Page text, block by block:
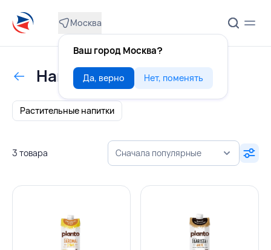
Москва
Ваш город Москва?
Да, верно Нет, поменять
Напитки
Растительные напитки
3 товара Сначала популярные